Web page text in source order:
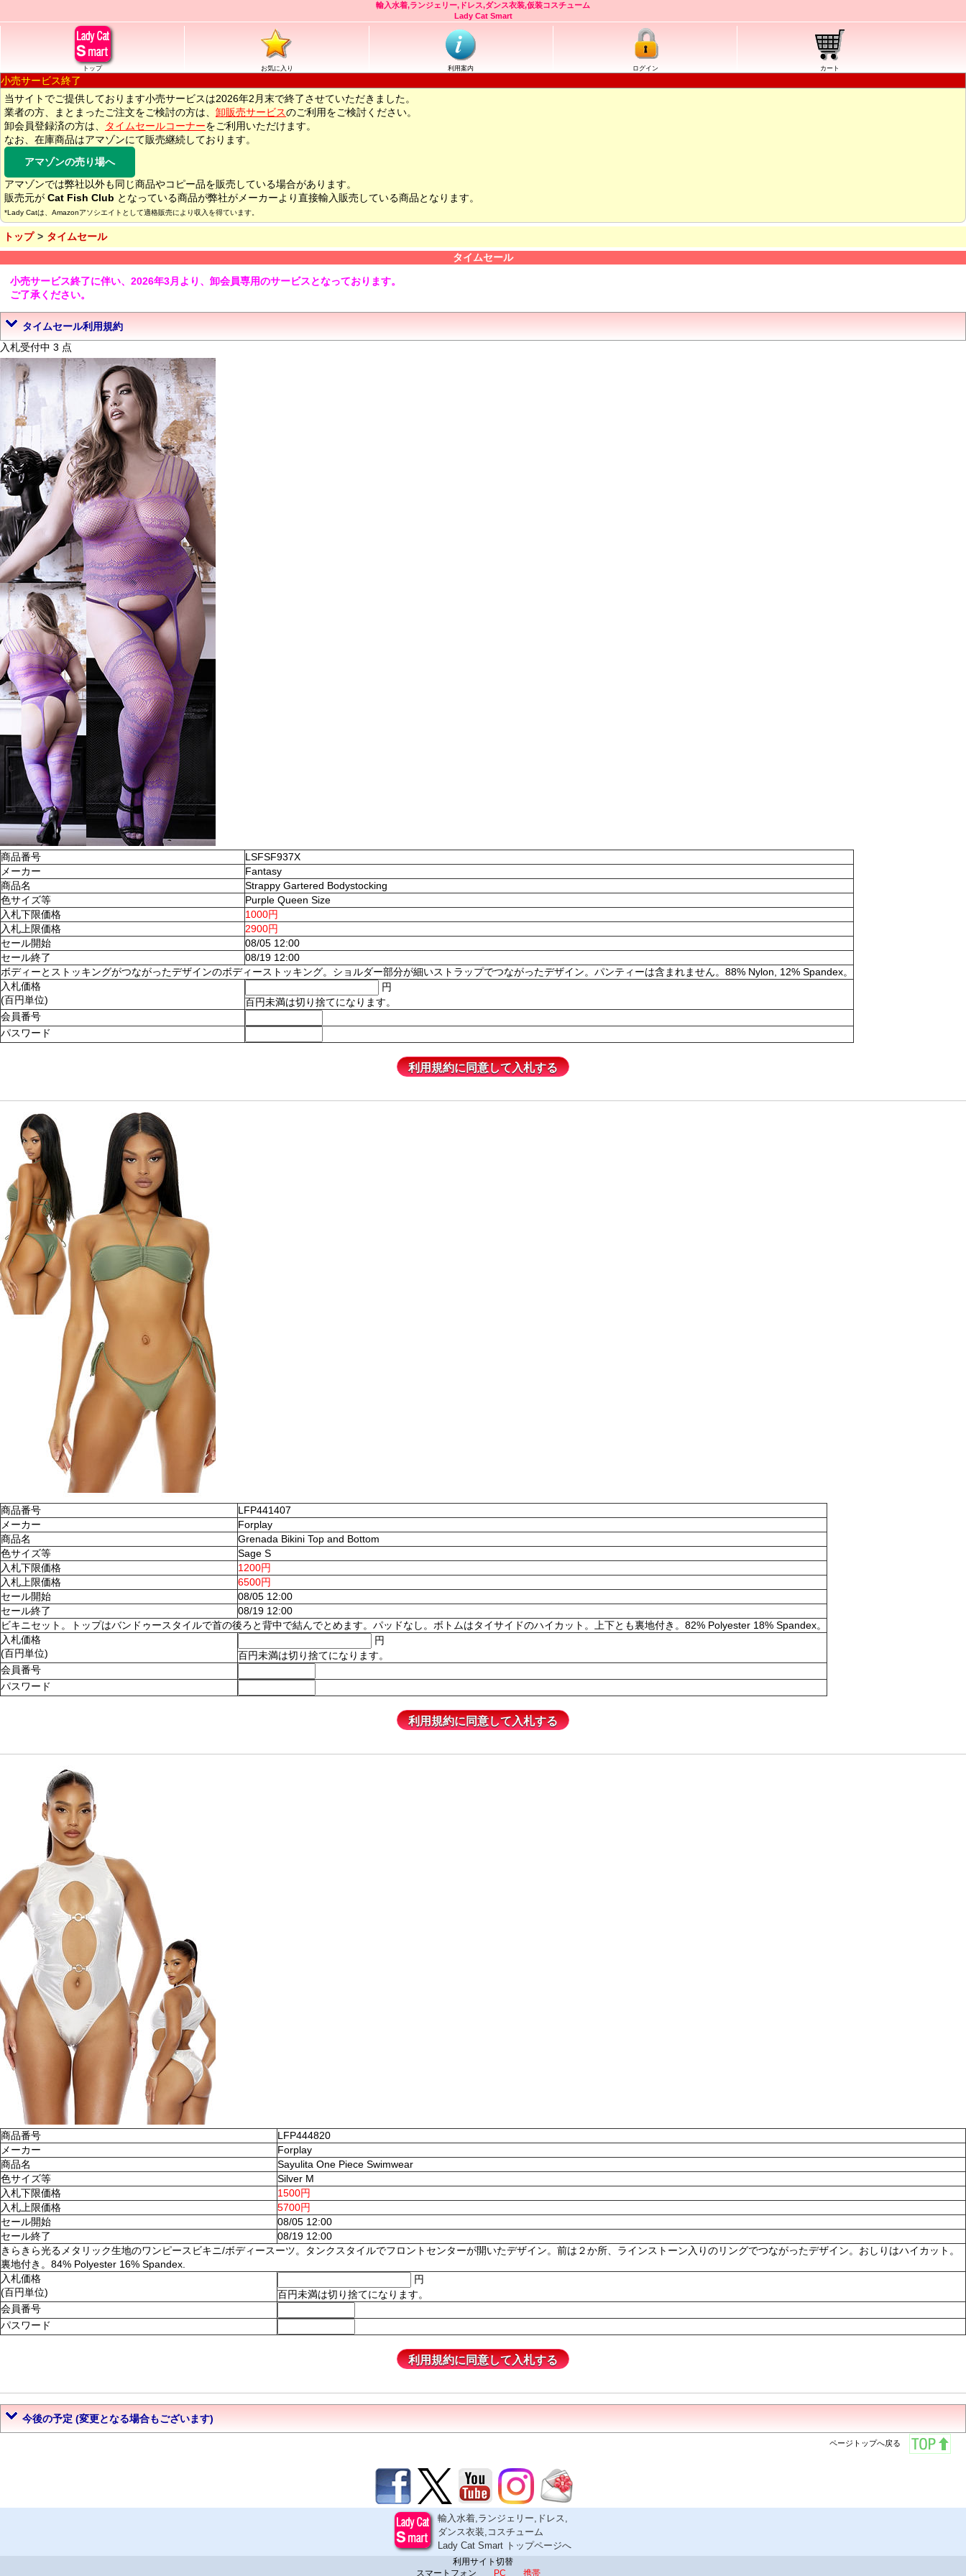
輸入水着,ランジェリー,ドレス,ダンス衣装,仮装コスチューム
Lady Cat Smart
トップ お気に入り 利用案内 ログイン カート
小売サービス終了
当サイトでご提供しております小売サービスは2026年2月末で終了させていただきました。
業者の方、まとまったご注文をご検討の方は、 卸販売サービスのご利用をご検討ください。
卸会員登録済の方は、
タイムセールコーナーをご利用いただけます。
なお、在庫商品はアマゾンにて販売継続しております。
アマゾンの売り場へ
アマゾンでは弊社以外も同じ商品やコピー品を販売している場合があります。
販売元が Cat Fish Club となっている商品が弊社がメーカーより直接輸入販売している商品となります。
*Lady Catは、Amazonアソシエイトとして適格販売により収入を得ています。
トップ
タイムセール
タイムセール
小売サービス終了に伴い、2026年3月より、卸会員専用のサービスとなっております。
ご了承ください。
タイムセール利用規約
入札受付中 3 点
商品番号
LSFSF937X
メーカー
Fantasy
商品名
Strappy Gartered Bodystocking
色サイズ等
Purple Queen Size
入札下限価格
1000円
入札上限価格
2900円
セール開始
08/05 12:00
セール終了
08/19 12:00
ボディーとストッキングがつながったデザインのボディーストッキング。ショルダー部分が細いストラップでつながったデザイン。パンティーは含まれません。88% Nylon, 12% Spandex。
入札価格
(百円単位)
円
百円未満は切り捨てになります。
会員番号
パスワード
商品番号
LFP441407
メーカー
Forplay
商品名
Grenada Bikini Top and Bottom
色サイズ等
Sage S
入札下限価格
1200円
入札上限価格
6500円
セール開始
08/05 12:00
セール終了
08/19 12:00
ビキニセット。トップはバンドゥースタイルで首の後ろと背中で結んでとめます。パッドなし。ボトムはタイサイドのハイカット。上下とも裏地付き。82% Polyester 18% Spandex。
入札価格
(百円単位)
円
百円未満は切り捨てになります。
会員番号
パスワード
商品番号
LFP444820
メーカー
Forplay
商品名
Sayulita One Piece Swimwear
色サイズ等
Silver M
入札下限価格
1500円
入札上限価格
5700円
セール開始
08/05 12:00
セール終了
08/19 12:00
きらきら光るメタリック生地のワンピースビキニ/ボディースーツ。タンクスタイルでフロントセンターが開いたデザイン。前は２か所、ラインストーン入りのリングでつながったデザイン。おしりはハイカット。
裏地付き。84% Polyester 16% Spandex.
入札価格
(百円単位)
円
百円未満は切り捨てになります。
会員番号
パスワード
今後の予定 (変更となる場合もございます)
ページトップへ戻る
輸入水着,ランジェリー,ドレス,
ダンス衣装,コスチューム
Lady Cat Smart トップページへ
利用サイト切替
スマートフォン
PC 携帯